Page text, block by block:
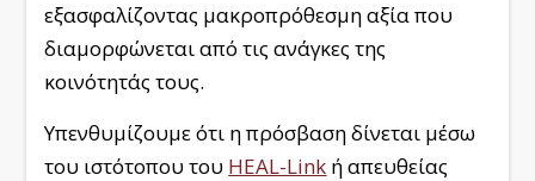
εξασφαλίζοντας μακροπρόθεσμη αξία που
διαμορφώνεται από τις ανάγκες της
κοινότητάς τους.
Yπενθυμίζουμε ότι η πρόσβαση δίνεται μέσω
του ιστότοπου του HEAL-Link ή απευθείας